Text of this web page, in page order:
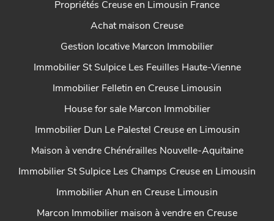
Propriétés Creuse en Limousin France
Achat maison Creuse
Gestion locative Marcon Immobilier
Immobilier St Sulpice Les Feuilles Haute-Vienne
Immobilier Felletin en Creuse Limousin
House for sale Marcon Immobilier
Immobilier Dun Le Palestel Creuse en Limousin
Maison à vendre Chénérailles Nouvelle-Aquitaine
Immobilier St Sulpice Les Champs Creuse en Limousin
Immobilier Ahun en Creuse Limousin
Marcon Immobilier maison à vendre en Creuse